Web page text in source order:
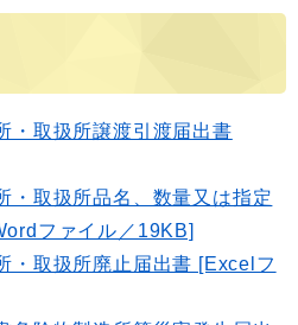
・取扱所譲渡引渡届出書
・取扱所品名、数量又は指定
ファイル／19KB]
・取扱所廃止届出書 [Excelフ